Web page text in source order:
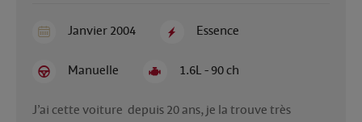
Janvier 2004 Essence
Manuelle 1.6L - 90 ch
J’ai cette voiture  depuis 20 ans, je la trouve très